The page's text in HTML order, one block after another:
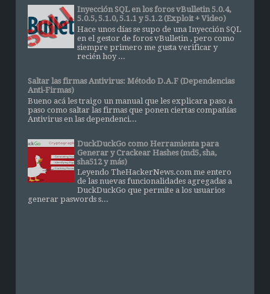
Inyección SQL en los foros vBulletin 5.0.4,
5.0.5, 5.1.0, 5.1.1 y 5.1.2 (Exploit + Video)
Hace unos días se supo de una Inyección SQL
en el gestor de foros vBulletin , pero como
siempre primero me gusta verificar y
recién hoy ...
Saltar las firmas Antivirus: Método D.A.F (Dependencias
Anti-Firmas)
Bueno acá les traigo un manual que les explicara paso a
paso como saltar las firmas que ponen ciertas compañías
Antivirus en las dependenci...
DuckDuckGo como Herramienta para
Generar y Crackear Hashes (md5, sha,
sha512 y más)
Leyendo TheHackerNews.com me entero
de las nuevas funcionalidades agregadas a
DuckDuckGo que permite a los usuarios
generar paswords s...